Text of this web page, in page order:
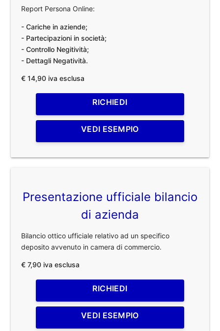
Report Persona Online:
- Cariche in aziende;
- Partecipazioni in società;
- Controllo Negitività;
- Dettagli Negatività.
€ 14,90 iva esclusa
RICHIEDI
VEDI ESEMPIO
Presentazione ufficiale bilancio
di azienda
Bilancio ottico ufficiale relativo ad un specifico
deposito avvenuto in camera di commercio.
€ 7,90 iva esclusa
RICHIEDI
VEDI ESEMPIO